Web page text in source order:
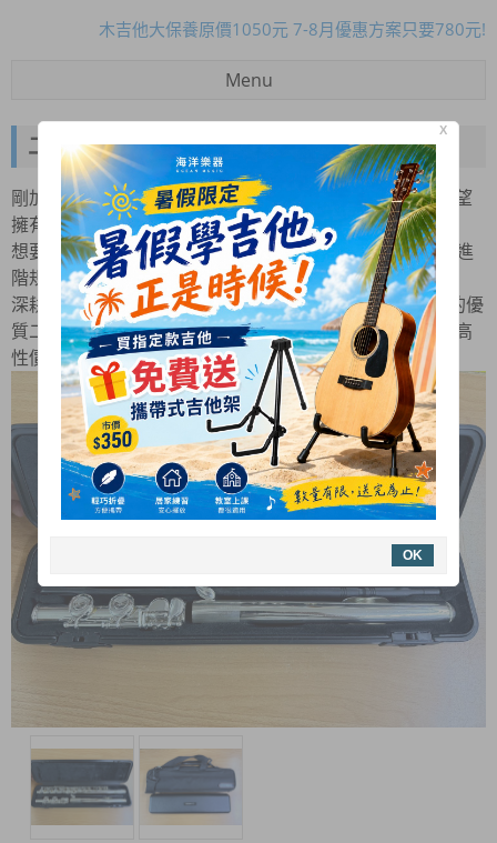
木吉他大保養原價1050元 7-8月優惠方案只要780元!
專業鋼琴到府調音、保養服務~ 歡迎來電預約!
暑假限定!購買指定款吉他免費送攜帶式吉他架!
木吉他大保養原價1050元 7-8月優惠方案只要780元!
全新二胡 本月優惠一律8折!
暑假限定!購買指定款吉他免費送攜帶式吉他架!
專業鋼琴到府調音、保養服務~ 歡迎來電預約!
Menu
二手長笛
剛加入學校管樂社，或者是預算有限的社會人圓夢族，渴望
擁有一把國際大廠的優質長笛？
想要全銀笛頭的迷人音色、或者是升級開孔與 E 鍵機制的進
階規格，卻被動輒數萬元的全新價格勸退？
深耕在地 40 年的海洋樂器，為您精選各大國際主流大廠的優
質二手長笛規格，讓您用小資族的親民預算，輕鬆帶回極高
性價比的夢幻好琴！
X
OK